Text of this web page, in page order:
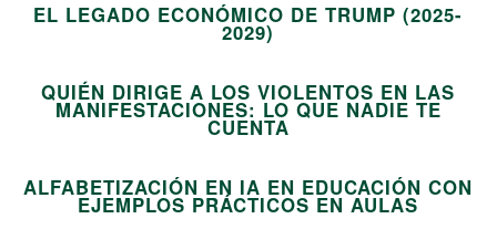
EL LEGADO ECONÓMICO DE TRUMP (2025-
2029)
QUIÉN DIRIGE A LOS VIOLENTOS EN LAS
MANIFESTACIONES: LO QUE NADIE TE
CUENTA
ALFABETIZACIÓN EN IA EN EDUCACIÓN CON
EJEMPLOS PRÁCTICOS EN AULAS